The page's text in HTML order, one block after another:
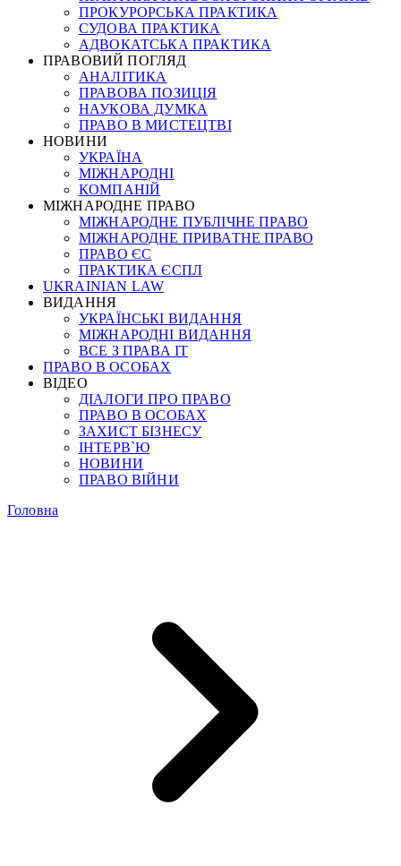
ПРОКУРОРСЬКА ПРАКТИКА
СУДОВА ПРАКТИКА
АДВОКАТСЬКА ПРАКТИКА
ПРАВОВИЙ ПОГЛЯД
АНАЛІТИКА
ПРАВОВА ПОЗИЦІЯ
НАУКОВА ДУМКА
ПРАВО В МИСТЕЦТВІ
НОВИНИ
УКРАЇНА
МІЖНАРОДНІ
КОМПАНІЙ
МІЖНАРОДНЕ ПРАВО
МІЖНАРОДНЕ ПУБЛІЧНЕ ПРАВО
МІЖНАРОДНЕ ПРИВАТНЕ ПРАВО
ПРАВО ЄС
ПРАКТИКА ЄСПЛ
UKRAINIAN LAW
ВИДАННЯ
УКРАЇНСЬКІ ВИДАННЯ
МІЖНАРОДНІ ВИДАННЯ
ВСЕ З ПРАВА ІТ
ПРАВО В ОСОБАХ
ВІДЕО
ДІАЛОГИ ПРО ПРАВО
ПРАВО В ОСОБАХ
ЗАХИСТ БІЗНЕСУ
ІНТЕРВ`Ю
НОВИНИ
ПРАВО ВІЙНИ
Головна